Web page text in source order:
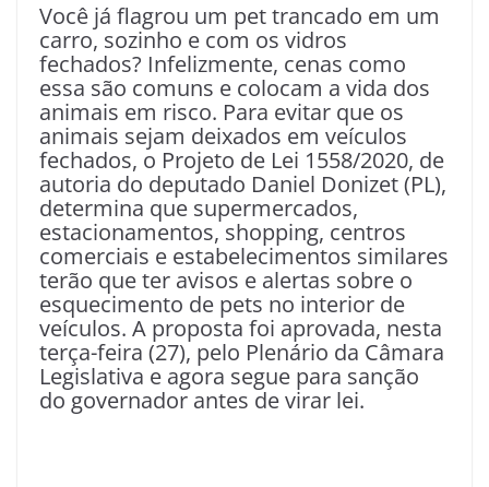
Você já flagrou um pet trancado em um
carro, sozinho e com os vidros
fechados? Infelizmente, cenas como
essa são comuns e colocam a vida dos
animais em risco. Para evitar que os
animais sejam deixados em veículos
fechados, o Projeto de Lei 1558/2020, de
autoria do deputado Daniel Donizet (PL),
determina que supermercados,
estacionamentos, shopping, centros
comerciais e estabelecimentos similares
terão que ter avisos e alertas sobre o
esquecimento de pets no interior de
veículos. A proposta foi aprovada, nesta
terça-feira (27), pelo Plenário da Câmara
Legislativa e agora segue para sanção
do governador antes de virar lei.